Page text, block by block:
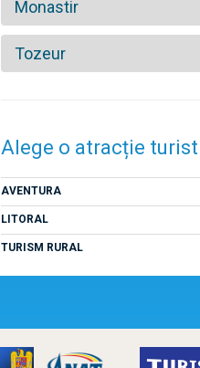
Monastir
Tozeur
Alege o atracție
AVENTURA
LITORAL
TURISM RURAL